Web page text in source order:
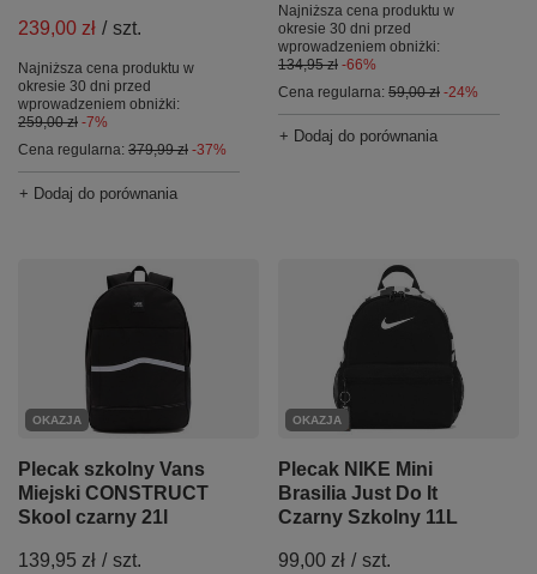
239,00 zł / szt.
Najniższa cena produktu w
okresie 30 dni przed
wprowadzeniem obniżki:
259,00 zł -7%
Cena regularna: 379,99 zł -37%
+ Dodaj do porównania
Najniższa cena produktu w
okresie 30 dni przed
wprowadzeniem obniżki:
134,95 zł -66%
Cena regularna: 59,00 zł -24%
+ Dodaj do porównania
OKAZJA
Plecak szkolny Vans
Miejski CONSTRUCT
Skool czarny 21l
139,95 zł / szt.
OKAZJA
Plecak NIKE Mini
Brasilia Just Do It
Czarny Szkolny 11L
99,00 zł / szt.